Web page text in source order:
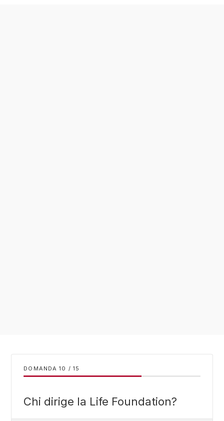
DOMANDA / 15
Chi dirige la Life Foundation?